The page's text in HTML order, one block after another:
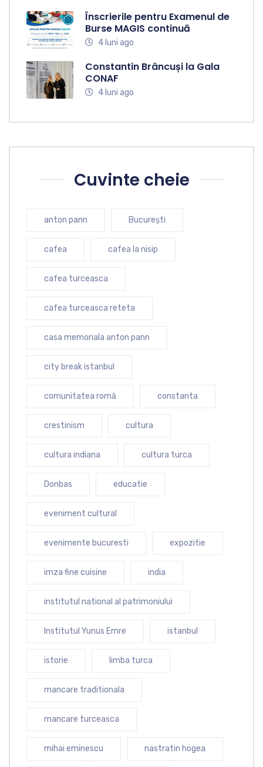
Înscrierile pentru Examenul de
Burse MAGIS continuă
4 luni ago
Constantin Brâncuși la Gala
CONAF
4 luni ago
Cuvinte cheie
anton pann București
cafea cafea la nisip
cafea turceasca
cafea turceasca reteta
casa memoriala anton pann
city break istanbul
comunitatea romă constanta
crestinism cultura
cultura indiana cultura turca
Donbas educatie
eveniment cultural
evenimente bucuresti expozitie
imza fine cuisine india
institutul national al patrimoniului
Institutul Yunus Emre istanbul
istorie limba turca
mancare traditionala
mancare turceasca
mihai eminescu nastratin hogea